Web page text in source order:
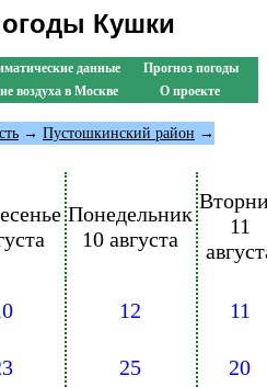
Кушки
данные
Прогноз погоды
воздуха в Москве О проекте
→ Пустошкинский район →
Понедельник
10 августа
11
12
11
25 20